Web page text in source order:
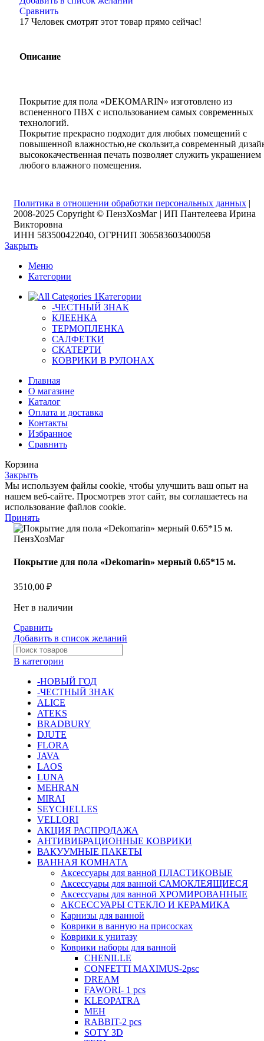
Сравнить
17 Человек смотрят этот товар прямо сейчас!
Описание
Покрытие для пола «DEKOMARIN» изготовлено из
вспененного ПВХ с использованием самых современных
технологий.
Покрытие прекрасно подходит для любых помещений с
повышенной влажностью,не скользит,а современный
высококачественная печать позволяет служить украшением
любого влажного помещения.
Политика в отношении обработки персональных данных |
2008-2025 Copyright © ПензХозМаг | ИП Пантелеева Ирина
Викторовна
ИНН 583500422040, ОГРНИП 306583603400058
Закрыть
Меню
Категории
Категории
-ЧЕСТНЫЙ ЗНАК
КЛЕЕНКА
ТЕРМОПЛЕНКА
САЛФЕТКИ
СКАТЕРТИ
КОВРИКИ В РУЛОНАХ
Главная
О магазине
Каталог
Оплата и доставка
Контакты
Избранное
Сравнить
Корзина
Закрыть
Мы используем файлы cookie, чтобы улучшить ваш опыт на
нашем веб-сайте. Просмотрев этот сайт, вы соглашаетесь на
использование файлов cookie.
Принять
Покрытие для пола «Dekomarin» мерный 0.65*15 м.
3510,00 ₽
Нет в наличии
Сравнить
Добавить в список желаний
В категории
-НОВЫЙ ГОД
-ЧЕСТНЫЙ ЗНАК
ALICE
ATEKS
BRADBURY
DJUTE
FLORA
JAVA
LAOS
LUNA
MEHRAN
MIRAI
SEYCHELLES
VELLORI
АКЦИЯ РАСПРОДАЖА
АНТИВИБРАЦИОННЫЕ КОВРИКИ
ВАКУУМНЫЕ ПАКЕТЫ
ВАННАЯ КОМНАТА
Аксессуары для ванной ПЛАСТИКОВЫЕ
Аксессуары для ванной САМОКЛЕЯЩИЕСЯ
Аксессуары для ванной ХРОМИРОВАННЫЕ
АКСЕССУАРЫ СТЕКЛО И КЕРАМИКА
Карнизы для ванной
Коврики в ванную на присосках
Коврики к унитазу
Коврики наборы для ванной
CHENILLE
CONFETTI MAXIMUS-2psc
DREAM
FAWORI- 1 pcs
KLEOPATRA
MEH
RABBIT-2 pcs
SOTY 3D